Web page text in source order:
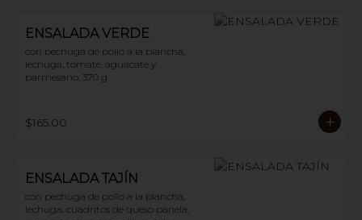
ENSALADA VERDE
con pechuga de pollo a la plancha,
lechuga, tomate, aguacate y
parmesano. 370 g
$165.00
ENSALADA TAJÍN
con pechuga de pollo a la plancha,
lechuga, cuadritos de queso panela,